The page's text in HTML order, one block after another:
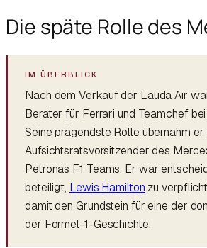
Die späte Rolle des
Nach dem Verkauf der Lauda Air
Berater für Ferrari und Teamchef
Seine prägendste Rolle übernahm
Aufsichtsratsvorsitzender des
Petronas F1 Teams. Er war
beteiligt, Lewis Hamilton zu
damit den Grundstein für eine der
der Formel-1-Geschichte.